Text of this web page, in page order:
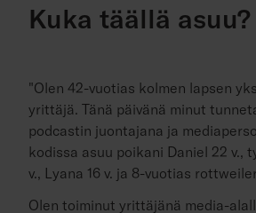
Kuka täällä asuu?
"Olen 42-vuotias kolmen lapsen
yrittäjä. Tänä päivänä minut
podcastin juontajana ja
kodissa asuu poikani Daniel 22 v.,
v., Lyana 16 v. ja 8-vuotias
Olen toiminut yrittäjänä media-